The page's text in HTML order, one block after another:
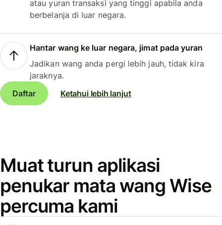
atau yuran transaksi yang tinggi apabila anda
berbelanja di luar negara.
Hantar wang ke luar negara, jimat pada yuran
Jadikan wang anda pergi lebih jauh, tidak kira
jaraknya.
Daftar
Ketahui lebih lanjut
Muat turun aplikasi
penukar mata wang Wise
percuma kami